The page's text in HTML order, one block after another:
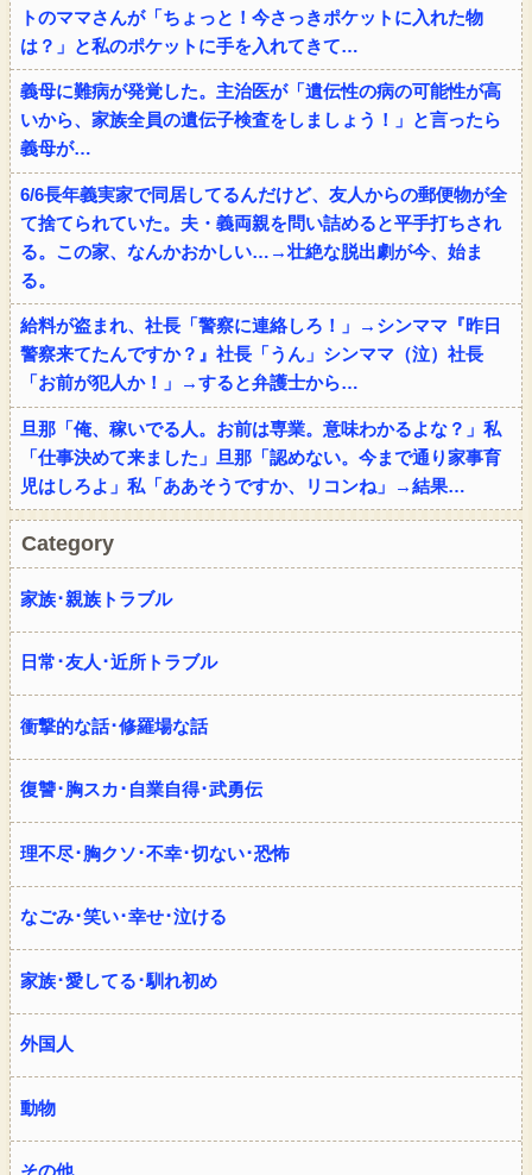
トのママさんが「ちょっと！今さっきポケットに入れた物
は？」と私のポケットに手を入れてきて…
義母に難病が発覚した。主治医が「遺伝性の病の可能性が高
いから、家族全員の遺伝子検査をしましょう！」と言ったら
義母が…
6/6長年義実家で同居してるんだけど、友人からの郵便物が全
て捨てられていた。夫・義両親を問い詰めると平手打ちされ
る。この家、なんかおかしい…→壮絶な脱出劇が今、始ま
る。
給料が盗まれ、社長「警察に連絡しろ！」→シンママ『昨日
警察来てたんですか？』社長「うん」シンママ（泣）社長
「お前が犯人か！」→すると弁護士から…
旦那「俺、稼いでる人。お前は専業。意味わかるよな？」私
「仕事決めて来ました」旦那「認めない。今まで通り家事育
児はしろよ」私「ああそうですか、リコンね」→結果…
Category
家族･親族トラブル
日常･友人･近所トラブル
衝撃的な話･修羅場な話
復讐･胸スカ･自業自得･武勇伝
理不尽･胸クソ･不幸･切ない･恐怖
なごみ･笑い･幸せ･泣ける
家族･愛してる･馴れ初め
外国人
動物